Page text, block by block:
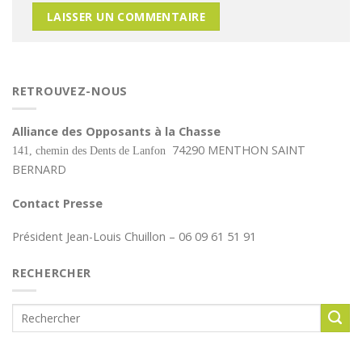
RETROUVEZ-NOUS
Alliance des Opposants à la Chasse
141, chemin des Dents de Lanfon
74290 MENTHON SAINT
BERNARD
Contact Presse
Président Jean-Louis Chuillon – 06 09 61 51 91
RECHERCHER